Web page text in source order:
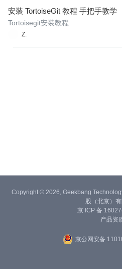
安装 TortoiseGit 教程 手把手教学
Z.
Tortoisegit安装教程
Copyright © 2026, Geekbang
股（北京）有
京 ICP 备
产品资
京公网安备